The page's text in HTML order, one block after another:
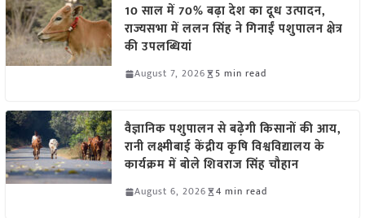
10 साल में 70% बढ़ा देश का दूध उत्पादन,
राज्यसभा में ललन सिंह ने गिनाईं पशुपालन क्षेत्र
की उपलब्धियां
August 7, 2026 5 min read
वैज्ञानिक पशुपालन से बढ़ेगी किसानों की आय,
रानी लक्ष्मीबाई केंद्रीय कृषि विश्वविद्यालय के
कार्यक्रम में बोले शिवराज सिंह चौहान
August 6, 2026 4 min read